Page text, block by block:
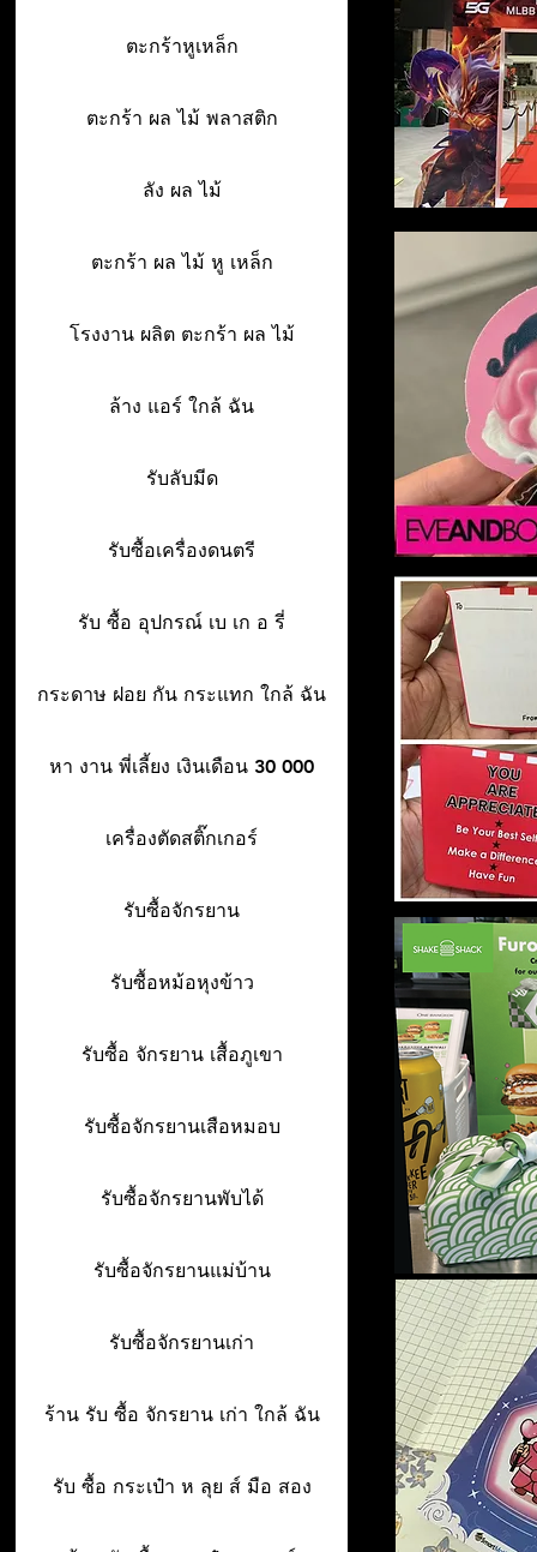
ตะกร้าหูเหล็ก
ตะกร้า ผล ไม้ พลาสติก
ลัง ผล ไม้
ตะกร้า ผล ไม้ หู เหล็ก
โรงงาน ผลิต ตะกร้า ผล ไม้
ล้าง แอร์ ใกล้ ฉัน
รับลับมีด
รับซื้อเครื่องดนตรี
รับ ซื้อ อุปกรณ์ เบ เก อ รี่
กระดาษ ฝอย กัน กระแทก ใกล้ ฉัน
หา งาน พี่เลี้ยง เงินเดือน 30 000
เครื่องตัดสติ๊กเกอร์
รับซื้อจักรยาน
รับซื้อหม้อหุงข้าว
รับซื้อ จักรยาน เสื้อภูเขา
รับซื้อจักรยานเสือหมอบ
รับซื้อจักรยานพับได้
รับซื้อจักรยานแม่บ้าน
รับซื้อจักรยานเก่า
ร้าน รับ ซื้อ จักรยาน เก่า ใกล้ ฉัน
รับ ซื้อ กระเป๋า ห ลุย ส์ มือ สอง